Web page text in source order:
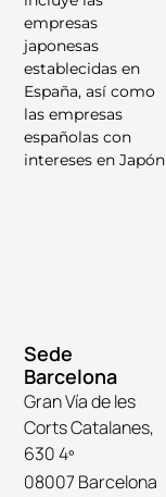
empresas
japonesas
establecidas en
España, así como
las empresas
españolas con
intereses en Japón
Sede
Barcelona
Gran Vía de les
Corts Catalanes,
630 4º
08007 Barcelona